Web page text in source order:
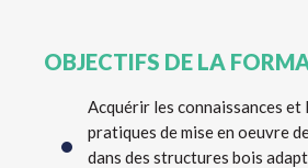
OBJECTIFS DE LA
Acquérir les connaissances et
pratiques de mise en oeuvre
dans des structures bois